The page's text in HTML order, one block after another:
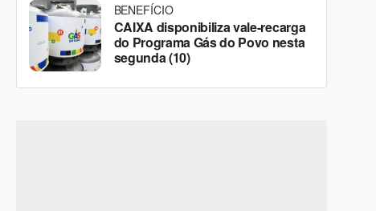
BENEFÍCIO
CAIXA disponibiliza vale-recarga
do Programa Gás do Povo nesta
segunda (10)